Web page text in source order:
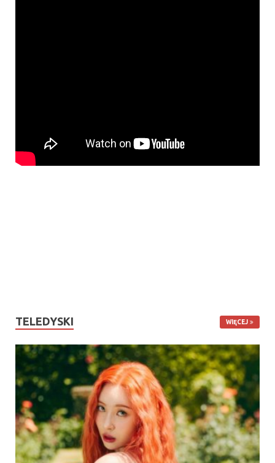
TELEDYSKI WIĘCEJ